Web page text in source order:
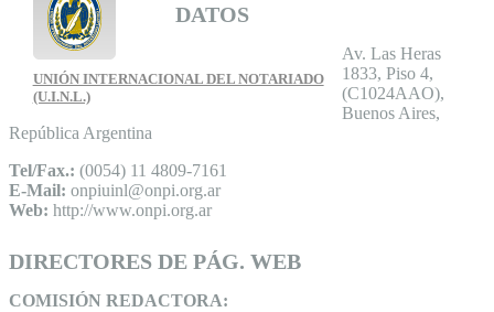
UNIÓN INTERNACIONAL DEL NOTARIADO
(U.I.N.L.)
DATOS
Av. Las Heras
1833, Piso 4,
(C1024AAO),
Buenos Aires,
República Argentina
Tel/Fax.: (0054) 11 4809-7161
E-Mail: onpiuinl@onpi.org.ar
Web: http://www.onpi.org.ar
DIRECTORES DE PÁG. WEB
COMISIÓN REDACTORA: